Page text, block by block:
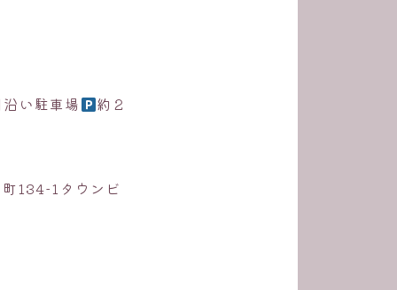
い駐車場 約２
134-1タウンビ